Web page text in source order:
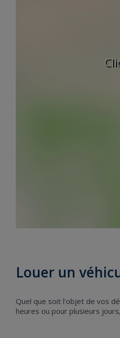
Louer un
Quel que soit l’objet de vos
heures ou pour plusieurs